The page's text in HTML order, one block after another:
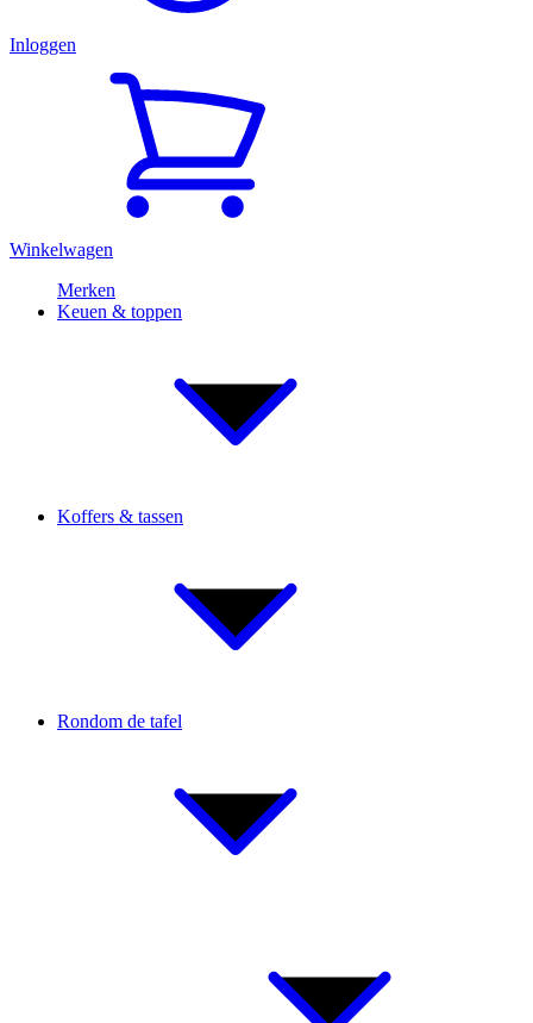
Inloggen
Winkelwagen
Merken
Keuen & toppen
Koffers & tassen
Rondom de tafel